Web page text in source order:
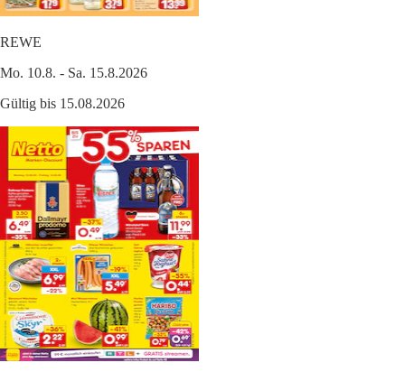
REWE
Mo. 10.8. - Sa. 15.8.2026
Gültig bis 15.08.2026